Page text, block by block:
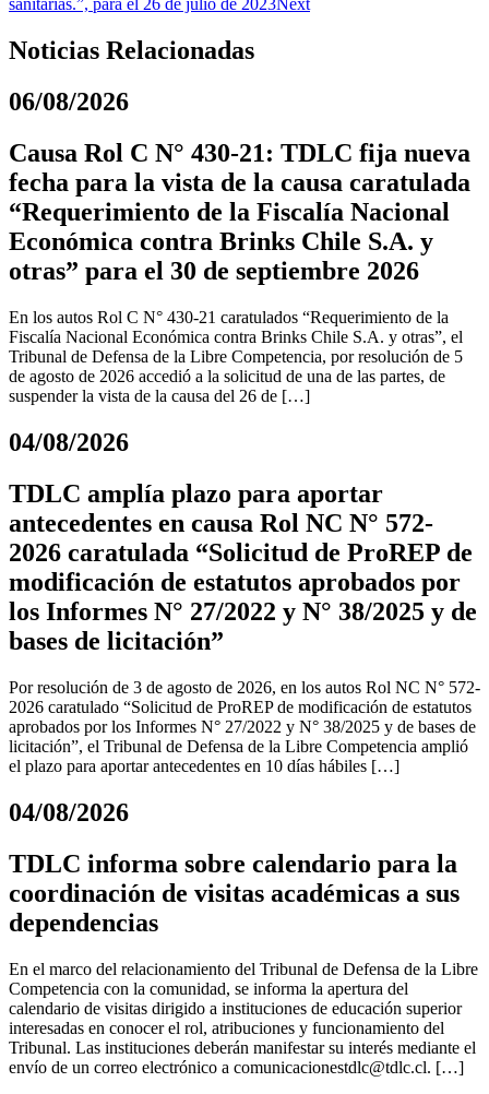
sanitarias.”, para el 26 de julio de 2023Next
Noticias Relacionadas
06/08/2026
Causa Rol C N° 430-21: TDLC fija nueva
fecha para la vista de la causa caratulada
“Requerimiento de la Fiscalía Nacional
Económica contra Brinks Chile S.A. y
otras” para el 30 de septiembre 2026
En los autos Rol C N° 430-21 caratulados “Requerimiento de la
Fiscalía Nacional Económica contra Brinks Chile S.A. y otras”, el
Tribunal de Defensa de la Libre Competencia, por resolución de 5
de agosto de 2026 accedió a la solicitud de una de las partes, de
suspender la vista de la causa del 26 de […]
04/08/2026
TDLC amplía plazo para aportar
antecedentes en causa Rol NC N° 572-
2026 caratulada “Solicitud de ProREP de
modificación de estatutos aprobados por
los Informes N° 27/2022 y N° 38/2025 y de
bases de licitación”
Por resolución de 3 de agosto de 2026, en los autos Rol NC N° 572-
2026 caratulado “Solicitud de ProREP de modificación de estatutos
aprobados por los Informes N° 27/2022 y N° 38/2025 y de bases de
licitación”, el Tribunal de Defensa de la Libre Competencia amplió
el plazo para aportar antecedentes en 10 días hábiles […]
04/08/2026
TDLC informa sobre calendario para la
coordinación de visitas académicas a sus
dependencias
En el marco del relacionamiento del Tribunal de Defensa de la Libre
Competencia con la comunidad, se informa la apertura del
calendario de visitas dirigido a instituciones de educación superior
interesadas en conocer el rol, atribuciones y funcionamiento del
Tribunal. Las instituciones deberán manifestar su interés mediante el
envío de un correo electrónico a comunicacionestdlc@tdlc.cl. […]